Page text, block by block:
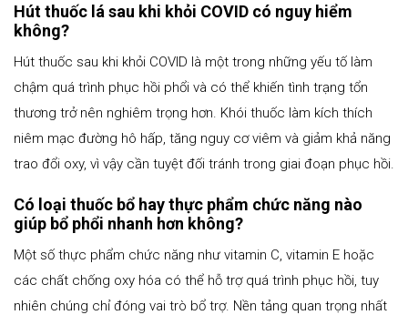
Hút thuốc lá sau khi khỏi COVID có nguy hiểm
không?
Hút thuốc sau khi khỏi COVID là một trong những yếu tố làm
chậm quá trình phục hồi phổi và có thể khiến tình trạng tổn
thương trở nên nghiêm trọng hơn. Khói thuốc làm kích thích
niêm mạc đường hô hấp, tăng nguy cơ viêm và giảm khả năng
trao đổi oxy, vì vậy cần tuyệt đối tránh trong giai đoạn phục hồi.
Có loại thuốc bổ hay thực phẩm chức năng nào
giúp bổ phổi nhanh hơn không?
Một số thực phẩm chức năng như vitamin C, vitamin E hoặc
các chất chống oxy hóa có thể hỗ trợ quá trình phục hồi, tuy
nhiên chúng chỉ đóng vai trò bổ trợ. Nền tảng quan trọng nhất